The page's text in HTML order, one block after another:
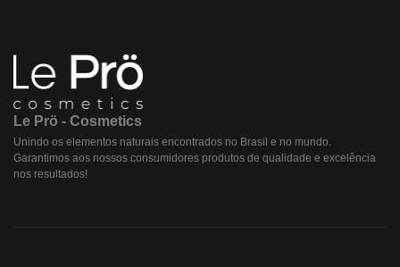
Le Prö - Cosmetics
Unindo os elementos naturais encontrados no Brasil e no mundo.
Garantimos aos nossos consumidores produtos de qualidade e excelência
nos resultados!